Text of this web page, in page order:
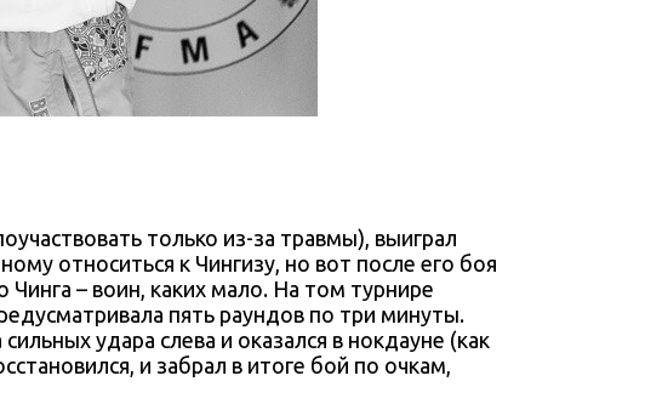
только из-за травмы), выиграл
относиться к Чингизу, но вот после его боя
– воин, каких мало. На том турнире
пять раундов по три минуты.
удара слева и оказался в нокдауне (как
и забрал в итоге бой по очкам,